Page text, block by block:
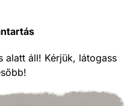
alatt áll! Kérjük, látogass